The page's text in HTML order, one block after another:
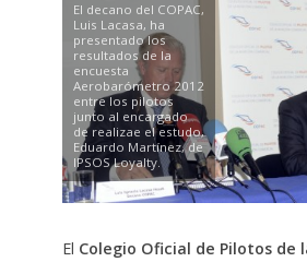
El decano del COPAC,
Luis Lacasa, ha
presentado los
resultados de la
encuesta
Aerobarómetro 2012
entre los pilotos
junto al encargado
de realizae el estudo,
Eduardo Martínez, de
IPSOS Loyalty.
El Colegio Oficial de Pilotos de